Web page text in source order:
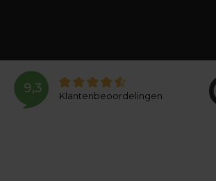
9,3
Klantenbeoordelingen